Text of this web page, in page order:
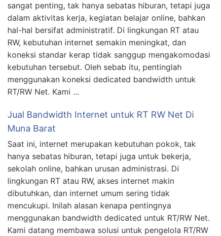
sangat penting, tak hanya sebatas hiburan, tetapi juga
dalam aktivitas kerja, kegiatan belajar online, bahkan
hal-hal bersifat administratif. Di lingkungan RT atau
RW, kebutuhan internet semakin meningkat, dan
koneksi standar kerap tidak sanggup mengakomodasi
kebutuhan tersebut. Oleh sebab itu, pentinglah
menggunakan koneksi dedicated bandwidth untuk
RT/RW Net. Kami …
Jual Bandwidth Internet untuk RT RW Net Di
Muna Barat
Saat ini, internet merupakan kebutuhan pokok, tak
hanya sebatas hiburan, tetapi juga untuk bekerja,
sekolah online, bahkan urusan administrasi. Di
lingkungan RT atau RW, akses internet makin
dibutuhkan, dan internet umum sering tidak
mencukupi. Inilah alasan kenapa pentingnya
menggunakan bandwidth dedicated untuk RT/RW Net.
Kami datang membawa solusi untuk pengelola RT/RW